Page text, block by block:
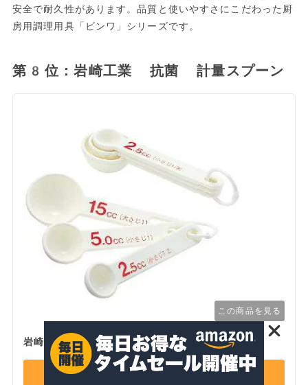
安全で耐久性があります。品質と使いやすさにこだわった厨
房用調理用具「ビンワ」シリーズです。
第8位：岩崎工業 抗菌 計量スプーン
この商品を見る
岩崎工業 抗菌 計量スプーン